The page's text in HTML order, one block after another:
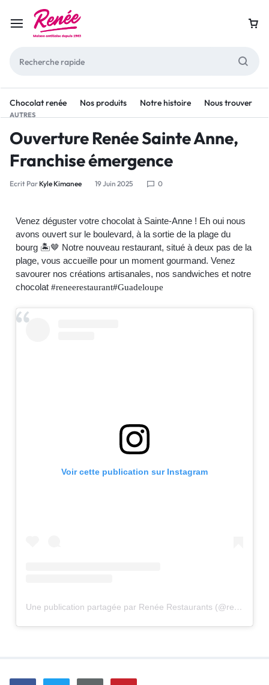
Chocolat renée Nos produits Notre histoire Nous trouver
AUTRES
Ouverture Renée Sainte Anne,
Franchise émergence
Ecrit Par Kyle Kimanee 19 Juin 2025 0
Venez déguster votre chocolat à Sainte-Anne ! Eh oui nous
avons ouvert sur le boulevard, à la sortie de la plage du
bourg 🏝️🤎 Notre nouveau restaurant, situé à deux pas de la
plage, vous accueille pour un moment gourmand. Venez
savourer nos créations artisanales, nos sandwiches et notre
chocolat #reneerestaurant#Guadeloupe
Voir cette publication sur Instagram
Une publication partagée par Renée Restaurants (@renee_restaurants)